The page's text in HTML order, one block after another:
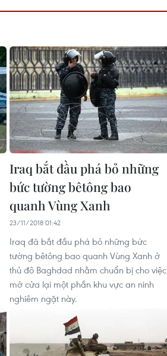
Iraq bắt đầu phá bỏ những
bức tường bêtông bao
quanh Vùng Xanh
23/11/2018 01:42
Iraq đã bắt đầu phá bỏ những bức
tường bêtông bao quanh Vùng Xanh ở
thủ đô Baghdad nhằm chuẩn bị cho việc
mở cửa lại một phần khu vực an ninh
nghiêm ngặt này.